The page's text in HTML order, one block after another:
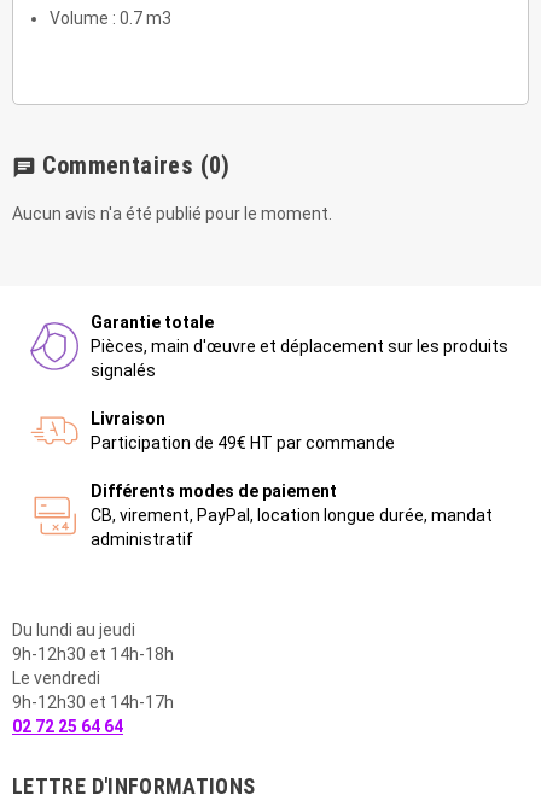
Volume : 0.7 m3
chat Commentaires (0)
Aucun avis n'a été publié pour le moment.
Garantie totale
Pièces, main d'œuvre et déplacement sur les produits
signalés
Livraison
Participation de 49€ HT par commande
Différents modes de paiement
CB, virement, PayPal, location longue durée, mandat
administratif
Du lundi au jeudi
9h-12h30 et 14h-18h
Le vendredi
9h-12h30 et 14h-17h
02 72 25 64 64
LETTRE D'INFORMATIONS